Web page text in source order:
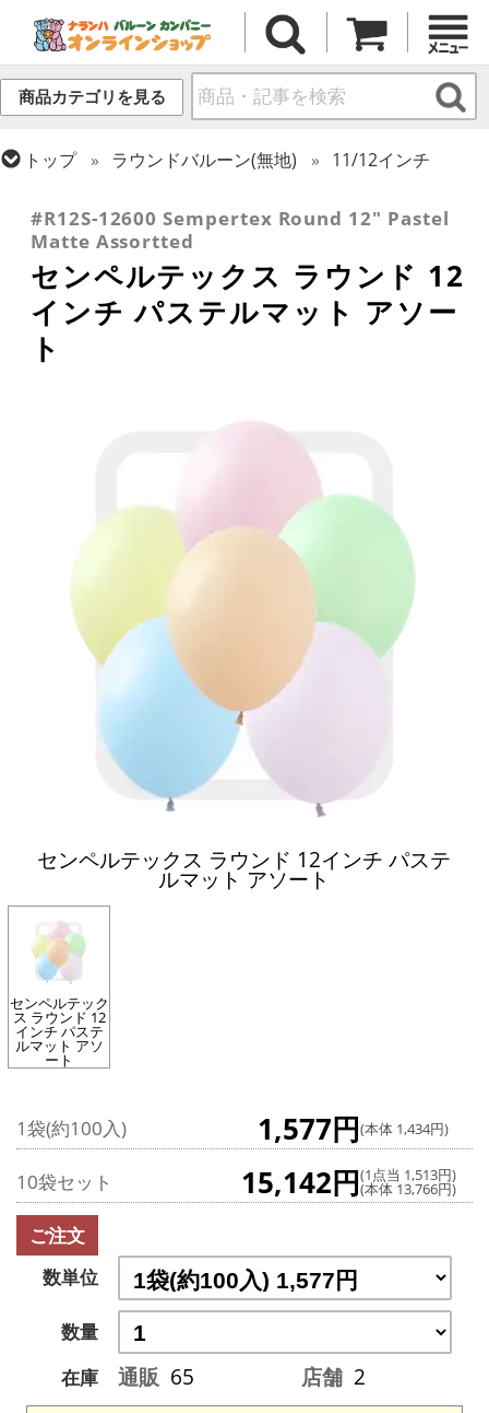
商品カテゴリを見る
トップ ラウンドバルーン(無地)
11/12インチ
#R12S-12600 Sempertex Round 12" Pastel
Matte Assortted
センペルテックス ラウンド 12
インチ パステルマット アソー
ト
センペルテックス ラウンド 12インチ パステ
ルマット アソート
センペルテック
ス ラウンド 12
インチ パステ
ルマット アソ
ート
1袋(約100入) 1,577円(本体 1,434円)
10袋セット 15,142円(1点当 1,513円)
(本体 13,766円)
ご注文
数単位
数量
在庫
通販 65 店舗 2